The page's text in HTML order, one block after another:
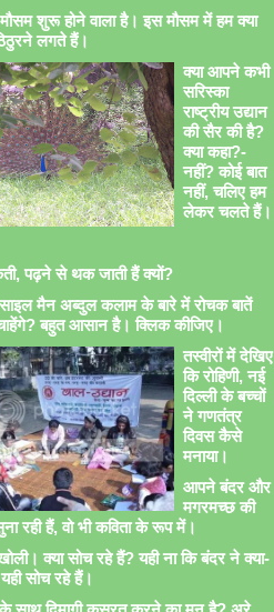
मौसम शुरू होने वाला है। इस मौसम में हम क्या
लगते हैं।
क्या आपने कभी
सरिस्का
राष्ट्रीय उद्यान
की सैर की है?
क्या कहा?-
नहीं? कोई बात
नहीं, चलिए हम
लेकर चलते हैं।
पढ़ने से थक जाती हैं क्यों?
मैन अब्दुल कलाम के बारे में रोचक बातें
बहुत आसान है। क्लिक कीजिए।
तस्वीरों में देखिए
कि रोहिणी, नई
दिल्ली के बच्चों
ने गणतंत्र
दिवस कैसे
मनाया।
आपने बंदर और
मगरमच्छ की
रही हैं, वो भी कविता के रूप में।
क्या सोच रहे हैं? यही ना कि बंदर ने क्या-
सोच रहे हैं।